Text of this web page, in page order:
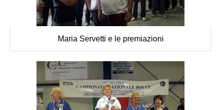
Maria Servetti e le premiazioni